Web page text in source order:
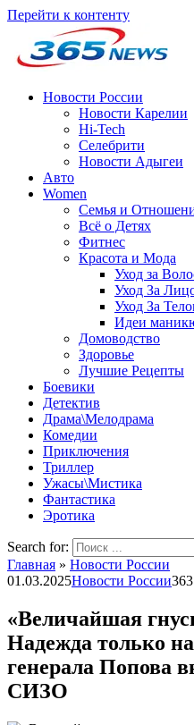
Перейти к контенту
Новости России
Новости Карелии
Hi-Tech
Селебрити
Новости Адыгеи
Авто
Women
Семья и
Всё о Детях
Фитнес
Красота и Мода
Уход за
Уход За
Уход За
Идеи
Домоводство
Здоровье
Лучшие Рецепты
Боевики
Детектив
Драма\Мелодрама
Комедии
Приключения
Триллер
Ужасы\Мистика
Фантастика
Эротика
Search for:
Главная » Новости России
01.03.2025Новости России363
«Величайшая
Надежда только
генерала Попова
СИЗО